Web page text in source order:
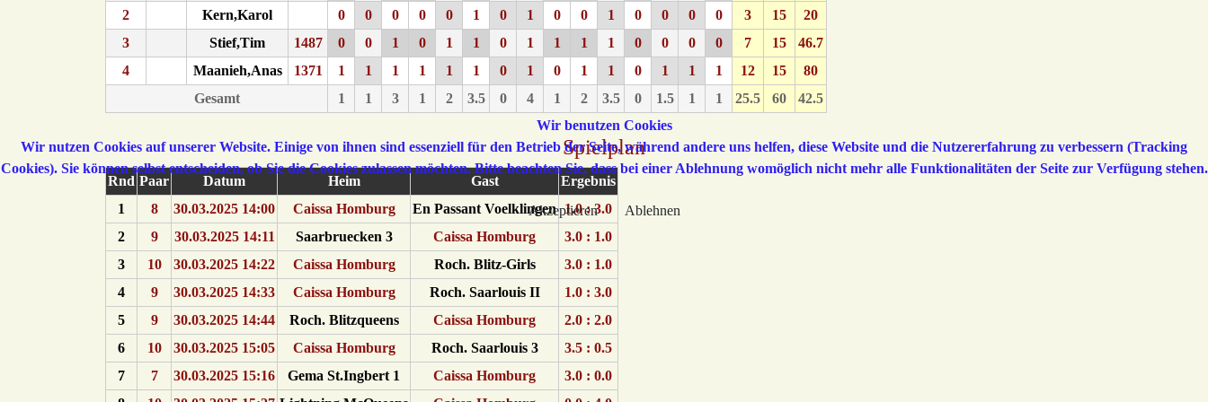
2
Kern,Karol 0 0 0 0 0 1 0 1 0 0 1 0 0 0 0 3 15
20
3
Stief,Tim 1487 0 0 1 0 1 1 0 1 1 1 1 0 0 0 0 7 15
46.7
4
Maanieh,Anas 1371 1 1 1 1 1 1 0 1 0 1 1 0 1 1 1 12 15
80
Gesamt
1 1 3 1 2 3.5 0 4 1 2 3.5 0 1.5 1 1 25.5 60 42.5
Spielplan
Rnd Paar Datum Heim Gast
Ergebnis
1
8 30.03.2025 14:00 Caissa Homburg En Passant Voelklingen 1.0 : 3.0
2
9 30.03.2025 14:11 Saarbruecken 3 Caissa Homburg
3.0 : 1.0
3
10 30.03.2025 14:22 Caissa Homburg Roch. Blitz-Girls
3.0 : 1.0
4
9 30.03.2025 14:33 Caissa Homburg Roch. Saarlouis II
1.0 : 3.0
5
9 30.03.2025 14:44 Roch. Blitzqueens Caissa Homburg
2.0 : 2.0
6
10 30.03.2025 15:05 Caissa Homburg Roch. Saarlouis 3
3.5 : 0.5
7
7 30.03.2025 15:16 Gema St.Ingbert 1 Caissa Homburg
3.0 : 0.0
Wir benutzen Cookies
Wir nutzen Cookies auf unserer Website. Einige von ihnen sind essenziell für den Betrieb der Seite, während andere uns helfen, diese Website und die Nutzererfahrung zu verbessern (Tracking
Cookies). Sie können selbst entscheiden, ob Sie die Cookies zulassen möchten. Bitte beachten Sie, dass bei einer Ablehnung womöglich nicht mehr alle Funktionalitäten der Seite zur Verfügung stehen.
Akzeptieren Ablehnen